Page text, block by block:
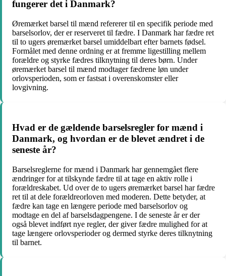
fungerer det i Danmark?
Øremærket barsel til mænd refererer til en specifik periode med
barselsorlov, der er reserveret til fædre. I Danmark har fædre ret
til to ugers øremærket barsel umiddelbart efter barnets fødsel.
Formålet med denne ordning er at fremme ligestilling mellem
forældre og styrke fædres tilknytning til deres børn. Under
øremærket barsel til mænd modtager fædrene løn under
orlovsperioden, som er fastsat i overenskomster eller
lovgivning.
Hvad er de gældende barselsregler for mænd i
Danmark, og hvordan er de blevet ændret i de
seneste år?
Barselsreglerne for mænd i Danmark har gennemgået flere
ændringer for at tilskynde fædre til at tage en aktiv rolle i
forældreskabet. Ud over de to ugers øremærket barsel har fædre
ret til at dele forældreorloven med moderen. Dette betyder, at
fædre kan tage en længere periode med barselsorlov og
modtage en del af barselsdagpengene. I de seneste år er der
også blevet indført nye regler, der giver fædre mulighed for at
tage længere orlovsperioder og dermed styrke deres tilknytning
til barnet.